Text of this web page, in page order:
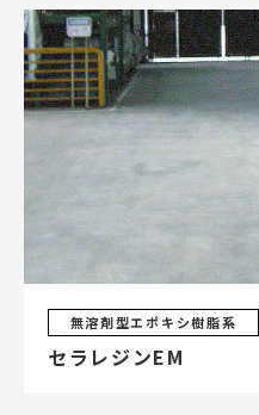
無溶剤型エポキシ樹脂系
セラレジンEM